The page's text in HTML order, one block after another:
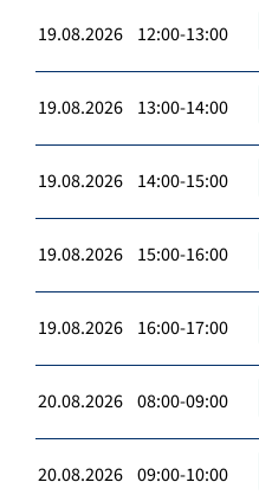
19.08.2026 12:00-13:00
19.08.2026 13:00-14:00
19.08.2026 14:00-15:00
19.08.2026 15:00-16:00
19.08.2026 16:00-17:00
20.08.2026 08:00-09:00
20.08.2026 09:00-10:00